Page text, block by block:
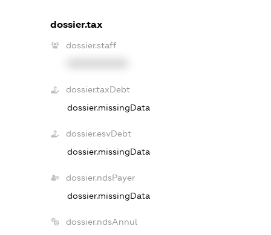
dossier.tax
dossier.staff
dossier.taxDebt
dossier.missingData
dossier.esvDebt
dossier.missingData
dossier.ndsPayer
dossier.missingData
dossier.ndsAnnul